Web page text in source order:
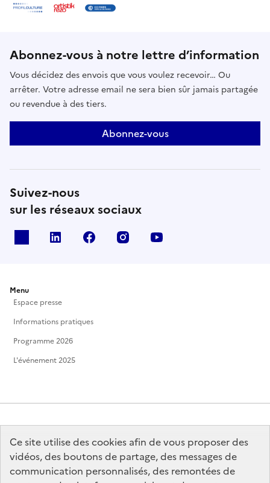
Ce site utilise des cookies afin de vous proposer des
vidéos, des boutons de partage, des messages de
communication personnalisés, des remontées de
Abonnez-vous à notre lettre d’information
Vous décidez des envois que vous voulez recevoir… Ou
arrêter. Votre adresse email ne sera bien sûr jamais partagée
ou revendue à des tiers.
Abonnez-vous
Suivez-nous
sur les réseaux sociaux
Linkedin Facebook Instagram
Menu
Espace presse
Informations pratiques
Programme 2026
L'événement 2025
MINISTÈRE
DE LA CULTURE